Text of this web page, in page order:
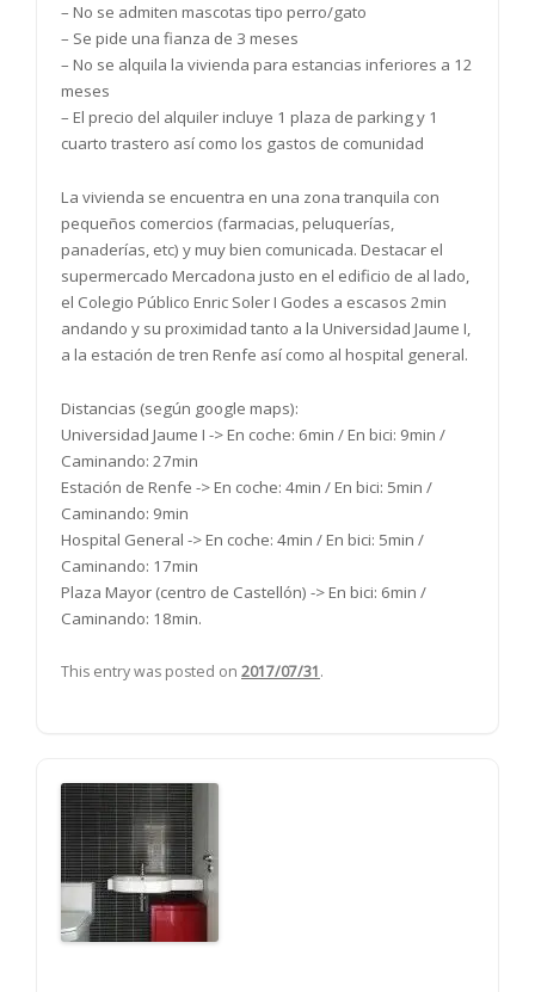
– No se admiten mascotas tipo perro/gato
– Se pide una fianza de 3 meses
– No se alquila la vivienda para estancias inferiores a 12
meses
– El precio del alquiler incluye 1 plaza de parking y 1
cuarto trastero así como los gastos de comunidad
La vivienda se encuentra en una zona tranquila con
pequeños comercios (farmacias, peluquerías,
panaderías, etc) y muy bien comunicada. Destacar el
supermercado Mercadona justo en el edificio de al lado,
el Colegio Público Enric Soler I Godes a escasos 2min
andando y su proximidad tanto a la Universidad Jaume I,
a la estación de tren Renfe así como al hospital general.
Distancias (según google maps):
Universidad Jaume I -> En coche: 6min / En bici: 9min /
Caminando: 27min
Estación de Renfe -> En coche: 4min / En bici: 5min /
Caminando: 9min
Hospital General -> En coche: 4min / En bici: 5min /
Caminando: 17min
Plaza Mayor (centro de Castellón) -> En bici: 6min /
Caminando: 18min.
This entry was posted on 2017/07/31.